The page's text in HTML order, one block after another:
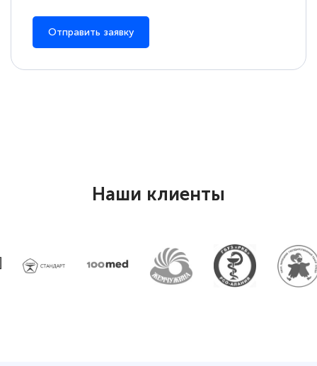
квалификации. Ещё раз - СПАСИБО!
специальности «Тренер-преподаватель
оперативно связались со мной
специалисты, ответили на все
Отправить заявку
Наши клиенты